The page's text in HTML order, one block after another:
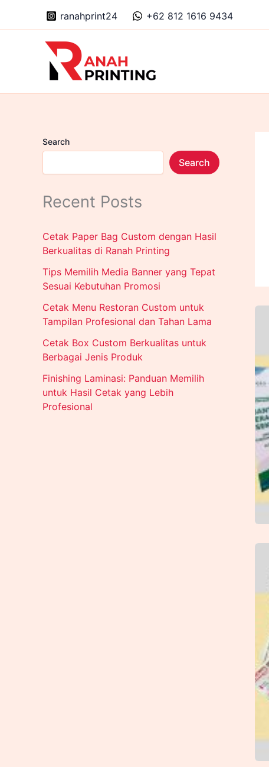
ranahprint24 +62 812 1616 9434
Search
Search
Recent Posts
Cetak Paper Bag Custom dengan Hasil
Berkualitas di Ranah Printing
Tips Memilih Media Banner yang Tepat
Sesuai Kebutuhan Promosi
Cetak Menu Restoran Custom untuk
Tampilan Profesional dan Tahan Lama
Cetak Box Custom Berkualitas untuk
Berbagai Jenis Produk
Finishing Laminasi: Panduan Memilih
untuk Hasil Cetak yang Lebih
Profesional